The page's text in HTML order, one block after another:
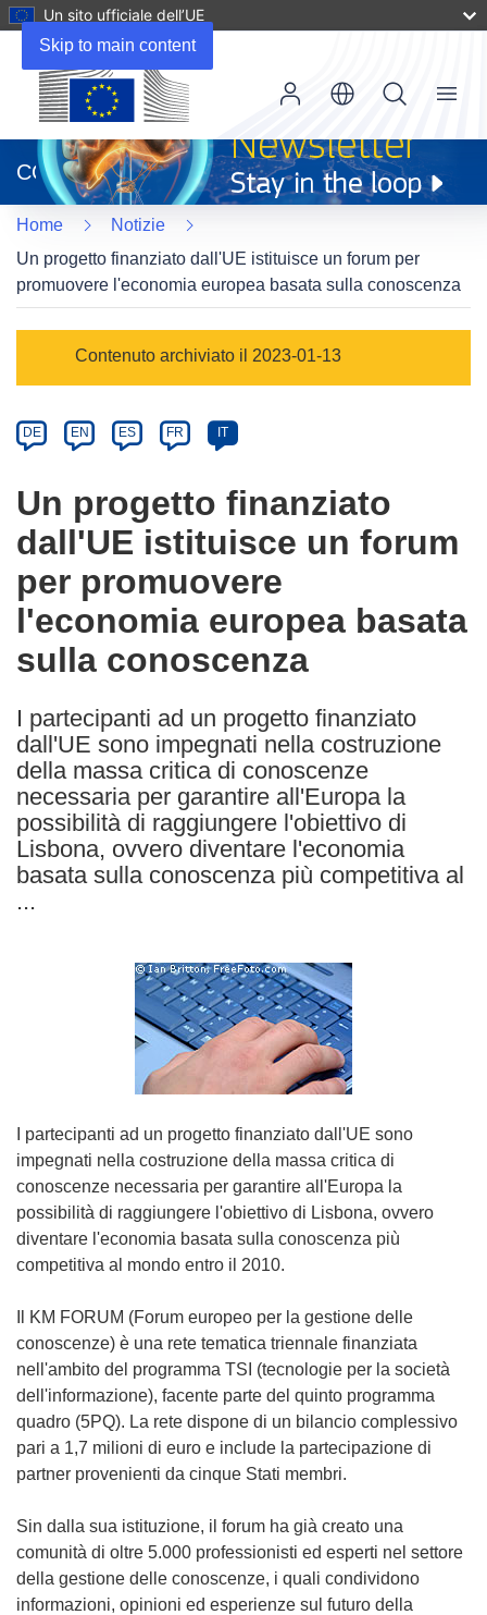
Skip to main content
Un sito ufficiale dell’UE
apre
in
una
nuova
finestra)
CORDIS
Menu
Home
Notizie
Un progetto finanziato dall'UE istituisce un forum per
promuovere l'economia europea basata sulla conoscenza
Category
Contenuto archiviato il 2023-01-13
Article
available
the
following
languages:
DE EN ES FR IT
Un progetto finanziato
dall'UE istituisce un forum
per promuovere
l'economia europea basata
sulla conoscenza
I partecipanti ad un progetto finanziato
dall'UE sono impegnati nella costruzione
della massa critica di conoscenze
necessaria per garantire all'Europa la
possibilità di raggiungere l'obiettivo di
Lisbona, ovvero diventare l'economia
basata sulla conoscenza più competitiva al
...
I partecipanti ad un progetto finanziato dall'UE sono
impegnati nella costruzione della massa critica di
conoscenze necessaria per garantire all'Europa la
possibilità di raggiungere l'obiettivo di Lisbona, ovvero
diventare l'economia basata sulla conoscenza più
competitiva al mondo entro il 2010.
Il KM FORUM (Forum europeo per la gestione delle
conoscenze) è una rete tematica triennale finanziata
nell'ambito del programma TSI (tecnologie per la società
dell'informazione), facente parte del quinto programma
quadro (5PQ). La rete dispone di un bilancio complessivo
pari a 1,7 milioni di euro e include la partecipazione di
partner provenienti da cinque Stati membri.
Sin dalla sua istituzione, il forum ha già creato una
comunità di oltre 5.000 professionisti ed esperti nel settore
della gestione delle conoscenze, i quali condividono
informazioni, opinioni ed esperienze sul futuro della